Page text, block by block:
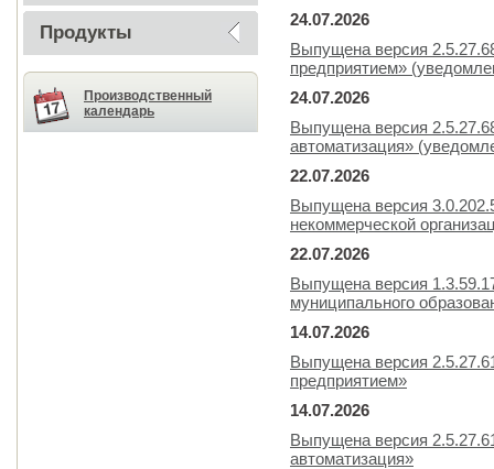
Продукты
Производственный
календарь
24.07.2026
Выпущена версия
предприятием»
24.07.2026
Выпущена версия
автоматизация»
22.07.2026
Выпущена версия
некоммерческой
22.07.2026
Выпущена версия
муниципального
14.07.2026
Выпущена версия
предприятием»
14.07.2026
Выпущена версия
автоматизация»